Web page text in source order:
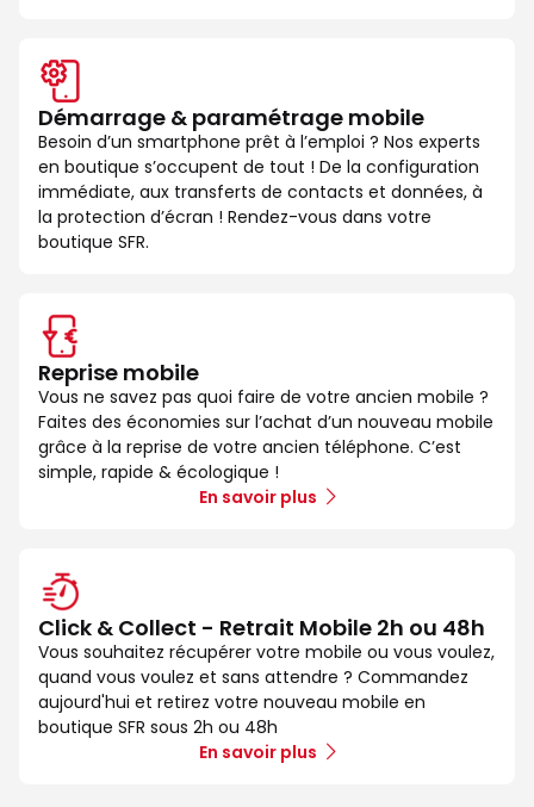
Démarrage & paramétrage mobile
Besoin d’un smartphone prêt à l’emploi ? Nos experts
en boutique s’occupent de tout ! De la configuration
immédiate, aux transferts de contacts et données, à
la protection d’écran ! Rendez-vous dans votre
boutique SFR.
Reprise mobile
Vous ne savez pas quoi faire de votre ancien mobile ?
Faites des économies sur l’achat d’un nouveau mobile
grâce à la reprise de votre ancien téléphone. C’est
simple, rapide & écologique !
En savoir plus
Click & Collect - Retrait Mobile 2h ou 48h
Vous souhaitez récupérer votre mobile ou vous voulez,
quand vous voulez et sans attendre ? Commandez
aujourd'hui et retirez votre nouveau mobile en
boutique SFR sous 2h ou 48h
En savoir plus